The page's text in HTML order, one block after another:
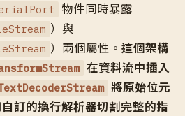
物件同時暴露
）與
）兩個屬性。 這個架構
在資料流中插入
將原始位元
訂的換行解析器切割完整的指